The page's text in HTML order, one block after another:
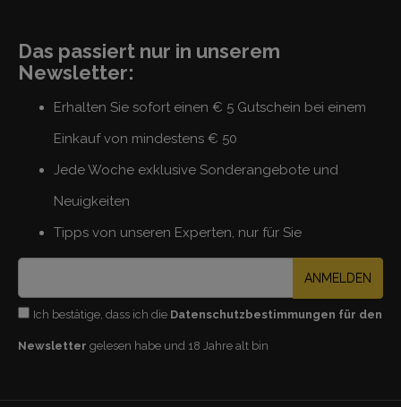
Das passiert nur in unserem
Newsletter:
Erhalten Sie sofort einen € 5 Gutschein bei einem
Einkauf von mindestens € 50
Jede Woche exklusive Sonderangebote und
Neuigkeiten
Tipps von unseren Experten, nur für Sie
ANMELDEN
Ich bestätige, dass ich die Datenschutzbestimmungen für den
Newsletter gelesen habe und 18 Jahre alt bin